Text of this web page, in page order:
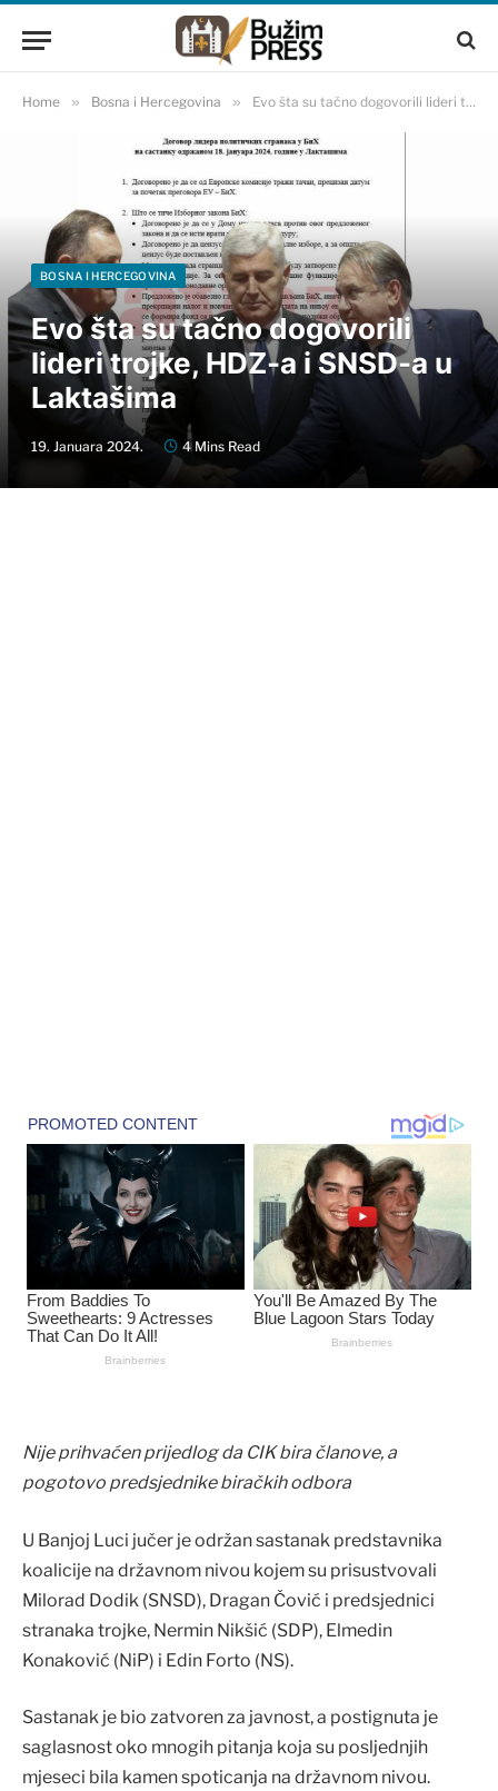
Home » Bosna i Hercegovina » Evo šta su tačno dogovorili lideri trojke, HDZ-a i SNSD-a u Laktašima
BOSNA I HERCEGOVINA
Evo šta su tačno dogovorili
lideri trojke, HDZ-a i SNSD-a u
Laktašima
19. Januara 2024. 4 Mins Read
Nije prihvaćen prijedlog da CIK bira članove, a
pogotovo predsjednike biračkih odbora
U Banjoj Luci jučer je održan sastanak predstavnika
koalicije na državnom nivou kojem su prisustvovali
Milorad Dodik (SNSD), Dragan Čović i predsjednici
stranaka trojke, Nermin Nikšić (SDP), Elmedin
Konaković (NiP) i Edin Forto (NS).
Sastanak je bio zatvoren za javnost, a postignuta je
saglasnost oko mnogih pitanja koja su posljednjih
mjeseci bila kamen spoticanja na državnom nivou.